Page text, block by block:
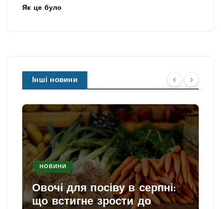
Як це було
Інші новини
НОВИНИ
Овочі для посіву в серпні:
що встигне зрости до